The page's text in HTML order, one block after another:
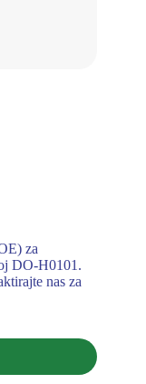
za
DO-H0101.
nas za